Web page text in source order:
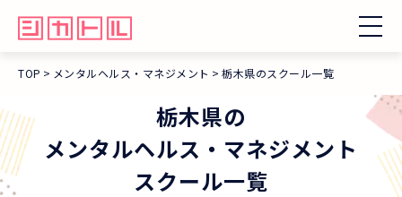
TOP メンタルヘルス・マネジメント 栃木県のスクール一覧
栃木県の
メンタルヘルス・マネジメント
スクール一覧